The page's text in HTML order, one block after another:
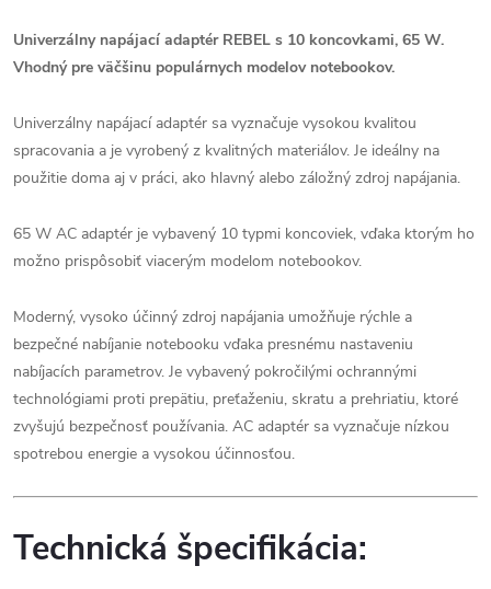
Univerzálny napájací adaptér REBEL s 10 koncovkami, 65 W.
Vhodný pre väčšinu populárnych modelov notebookov.
Univerzálny napájací adaptér sa vyznačuje vysokou kvalitou
spracovania a je vyrobený z kvalitných materiálov. Je ideálny na
použitie doma aj v práci, ako hlavný alebo záložný zdroj napájania.
65 W AC adaptér je vybavený 10 typmi koncoviek, vďaka ktorým ho
možno prispôsobiť viacerým modelom notebookov.
Moderný, vysoko účinný zdroj napájania umožňuje rýchle a
bezpečné nabíjanie notebooku vďaka presnému nastaveniu
nabíjacích parametrov. Je vybavený pokročilými ochrannými
technológiami proti prepätiu, preťaženiu, skratu a prehriatiu, ktoré
zvyšujú bezpečnosť používania. AC adaptér sa vyznačuje nízkou
spotrebou energie a vysokou účinnosťou.
Technická špecifikácia: